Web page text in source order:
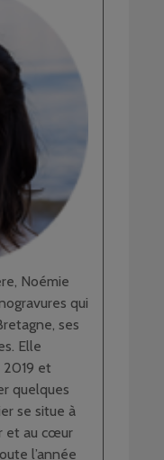
Noémie
qui
ses
Elle
2019 et
quelques
se situe à
et au cœur
l’année